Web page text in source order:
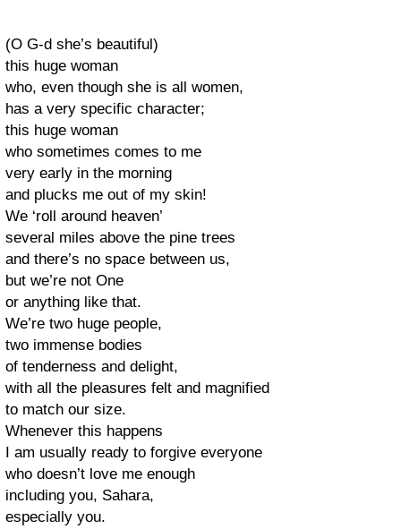
(O G-d she’s beautiful)
this huge woman
who, even though she is all women,
has a very specific character;
this huge woman
who sometimes comes to me
very early in the morning
and plucks me out of my skin!
We ‘roll around heaven’
several miles above the pine trees
and there’s no space between us,
but we’re not One
or anything like that.
We’re two huge people,
two immense bodies
of tenderness and delight,
with all the pleasures felt and magnified
to match our size.
Whenever this happens
I am usually ready to forgive everyone
who doesn’t love me enough
including you, Sahara,
especially you.